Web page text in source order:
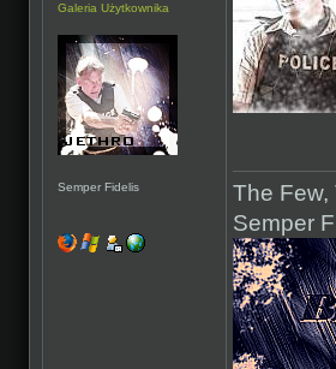
Galeria Użytkownika
Semper Fidelis
The
Semper